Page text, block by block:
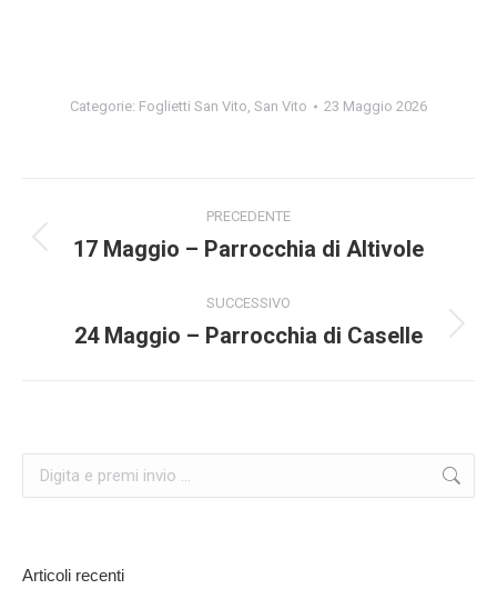
Categorie: Foglietti San Vito, San Vito 23 Maggio 2026
tra
post
PRECEDENTE
Post
17 Maggio – Parrocchia di Altivole
SUCCESSIVO
Prossimo
24 Maggio – Parrocchia di Caselle
Articoli recenti